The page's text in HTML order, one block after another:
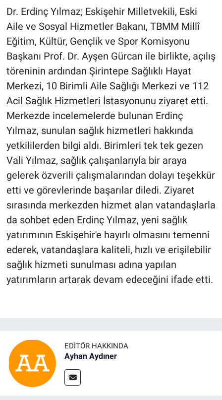
Dr. Erdinç Yılmaz; Eskişehir Milletvekili, Eski
Aile ve Sosyal Hizmetler Bakanı, TBMM Millî
Eğitim, Kültür, Gençlik ve Spor Komisyonu
Başkanı Prof. Dr. Ayşen Gürcan ile birlikte, açılış
töreninin ardından Şirintepe Sağlıklı Hayat
Merkezi, 10 Birimli Aile Sağlığı Merkezi ve 112
Acil Sağlık Hizmetleri İstasyonunu ziyaret etti.
Merkezde incelemelerde bulunan Erdinç
Yılmaz, sunulan sağlık hizmetleri hakkında
yetkililerden bilgi aldı. Birimleri tek tek gezen
Vali Yılmaz, sağlık çalışanlarıyla bir araya
gelerek özverili çalışmalarından dolayı teşekkür
etti ve görevlerinde başarılar diledi. Ziyaret
sırasında merkezden hizmet alan vatandaşlarla
da sohbet eden Erdinç Yılmaz, yeni sağlık
yatırımının Eskişehir'e hayırlı olmasını temenni
ederek, vatandaşlara kaliteli, hızlı ve erişilebilir
sağlık hizmeti sunulması adına yapılan
yatırımların artarak devam edeceğini ifade etti.
EDITÖR HAKKINDA
Ayhan Aydıner